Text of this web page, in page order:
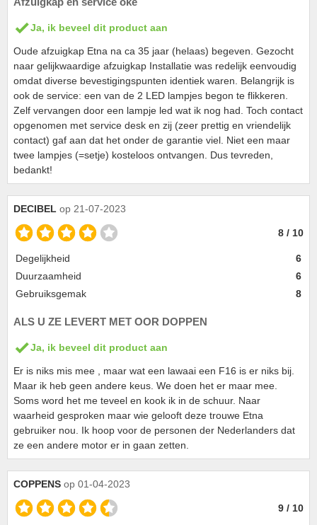
Ja, ik beveel dit product aan
Oude afzuigkap Etna na ca 35 jaar (helaas) begeven. Gezocht
naar gelijkwaardige afzuigkap Installatie was redelijk eenvoudig
omdat diverse bevestigingspunten identiek waren. Belangrijk is
ook de service: een van de 2 LED lampjes begon te flikkeren.
Zelf vervangen door een lampje led wat ik nog had. Toch contact
opgenomen met service desk en zij (zeer prettig en vriendelijk
contact) gaf aan dat het onder de garantie viel. Niet een maar
twee lampjes (=setje) kosteloos ontvangen. Dus tevreden,
bedankt!
DECIBEL op 21-07-2023
8 / 10
Degelijkheid
6
Duurzaamheid
6
Gebruiksgemak
8
ALS U ZE LEVERT MET OOR DOPPEN
Ja, ik beveel dit product aan
Er is niks mis mee , maar wat een lawaai een F16 is er niks bij.
Maar ik heb geen andere keus. We doen het er maar mee.
Soms word het me teveel en kook ik in de schuur. Naar
waarheid gesproken maar wie gelooft deze trouwe Etna
gebruiker nou. Ik hoop voor de personen der Nederlanders dat
ze een andere motor er in gaan zetten.
COPPENS op 01-04-2023
9 / 10